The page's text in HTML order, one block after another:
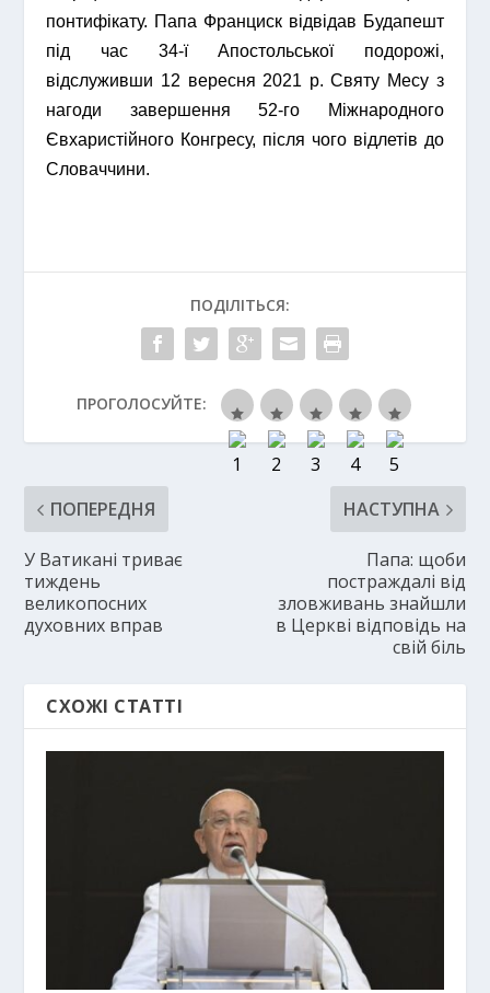
понтифікату. Папа Франциск відвідав Будапешт
під час 34-ї Апостольської подорожі,
відслуживши 12 вересня 2021 р. Святу Месу з
нагоди завершення 52-го Міжнародного
Євхаристійного Конгресу, після чого відлетів до
Словаччини.
ПОДІЛІТЬСЯ:
ПРОГОЛОСУЙТЕ:
ПОПЕРЕДНЯ
У Ватикані триває
тиждень
великопосних
духовних вправ
НАСТУПНА
Папа: щоби
постраждалі від
зловживань знайшли
в Церкві відповідь на
свій біль
СХОЖІ СТАТТІ